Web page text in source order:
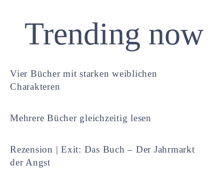
Trending now
Vier Bücher mit starken weiblichen
Charakteren
Mehrere Bücher gleichzeitig lesen
Rezension | Exit: Das Buch – Der Jahrmarkt
der Angst